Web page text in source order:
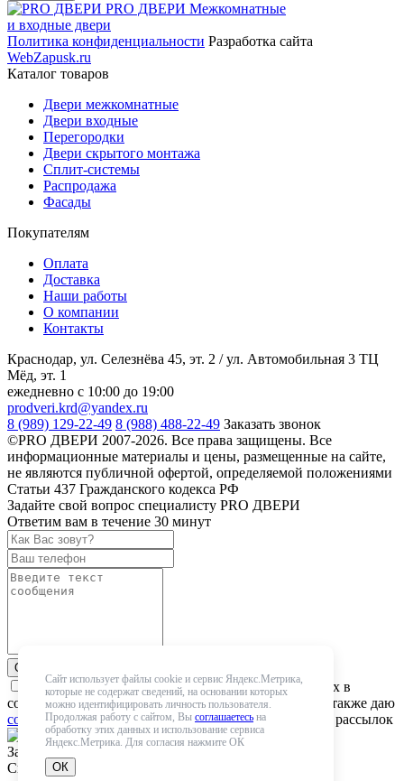
PRO ДВЕРИ Межкомнатные
и входные двери
Политика конфиденциальности Разработка сайта
WebZapusk.ru
Каталог товаров
Двери межкомнатные
Двери входные
Перегородки
Двери скрытого монтажа
Сплит-системы
Распродажа
Фасады
Покупателям
Оплата
Доставка
Наши работы
О компании
Контакты
Краснодар, ул. Селезнёва 45, эт. 2 / ул. Автомобильная 3 ТЦ
Мёд, эт. 1
ежедневно с 10:00 до 19:00
prodveri.krd@yandex.ru
8 (989) 129-22-49 8 (988) 488-22-49 Заказать звонок
©PRO ДВЕРИ 2007-2026. Все права защищены. Все
информационные материалы и цены, размещенные на сайте,
не являются публичной офертой, определяемой положениями
Статьи 437 Гражданского кодекса РФ
Сайт использует файлы cookie и сервис Яндекс.Метрика,
которые не содержат сведений, на основании которых
можно идентифицировать личность пользователя.
Продолжая работу с сайтом, Вы соглашаетесь на
обработку этих данных и использование сервиса
Яндекс.Метрика. Для согласия нажмите ОК
ОК
Задайте свой вопрос специалисту PRO ДВЕРИ
Ответим вам в течение 30 минут
Отправить
Даюсогласиена обработку персональных данных в
соответствии сПолитикойконфиденциальности. А также даю
согласиена получение рекламных и маркетинговых рассылок
Закрыть
Спасибо! Мы получили Вашу заявку